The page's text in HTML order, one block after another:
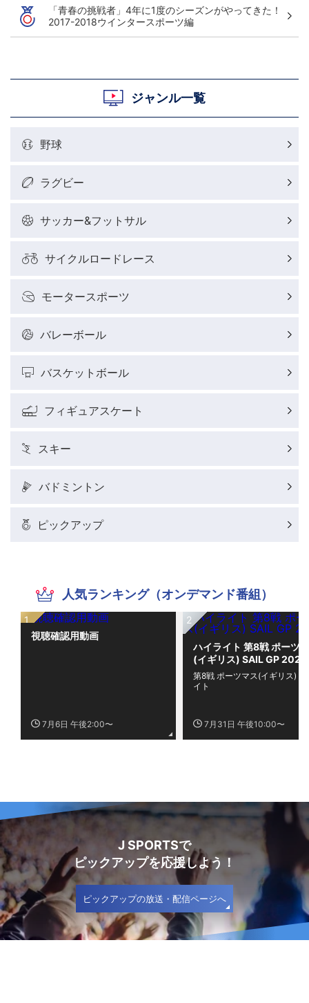
「青春の挑戦者」4年に1度のシーズンがやってきた！
2017-2018ウインタースポーツ編
ジャンル一覧
野球
ラグビー
サッカー&フットサル
サイクルロードレース
モータースポーツ
バレーボール
バスケットボール
フィギュアスケート
スキー
バドミントン
ピックアップ
人気ランキング（オンデマンド番組）
視聴確認用動画
7月6日 午後2:00〜
ハイライト 第8戦 ポーツ
(イギリス) SAIL GP 2026
7月31日 午後10:00〜
第8戦 ポーツマス(イギリス) ハ
イト
J SPORTSで
ピックアップを応援しよう！
ピックアップの放送・配信ページへ